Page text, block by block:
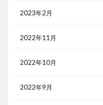
2023年2月
2022年11月
2022年10月
2022年9月